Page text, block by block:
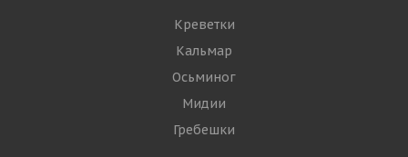
Креветки
Кальмар
Осьминог
Мидии
Гребешки